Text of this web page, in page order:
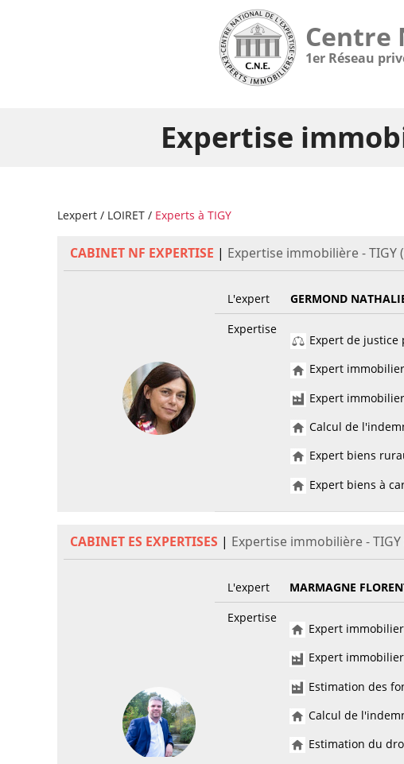
Centre
1er Réseau
Expertise
Lexpert / LOIRET / Experts à TIGY
CABINET NF EXPERTISE | Expertise immobilière - TIGY
L'expert
GERMOND
Expertise
Expert de justice
Expert
Expert
Calcul de
Expert biens
Expert biens à
CABINET ES EXPERTISES | Expertise immobilière - TIGY
L'expert
MARMAGNE
Expertise
Expert
Expert
Estimation des
Calcul de
Estimation du